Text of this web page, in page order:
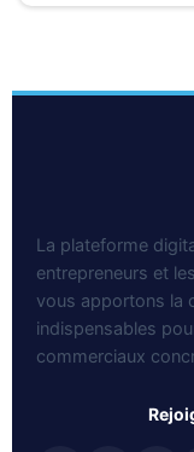
La plateforme
entrepreneurs et
vous apportons la
indispensables
commerciaux